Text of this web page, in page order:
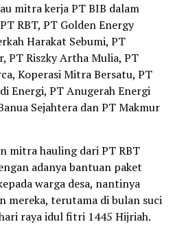
mitra kerja PT BIB dalam
RBT, PT Golden Energy
Harakat Sebumi, PT
PT Riszky Artha Mulia, PT
Koperasi Mitra Bersatu, PT
Energi, PT Anugerah Energi
Sejahtera dan PT Makmur
mitra hauling dari PT RBT
adanya bantuan paket
warga desa, nantinya
mereka, terutama di bulan suci
raya idul fitri 1445 Hijriah.